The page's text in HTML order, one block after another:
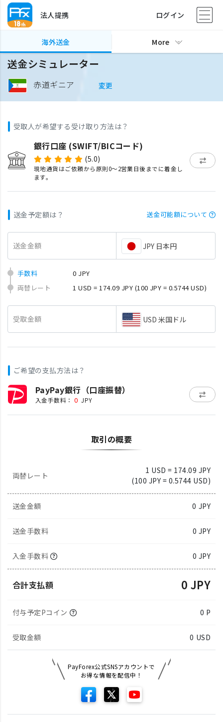
法人提携 ログイン
海外送金 More
送金シミュレーター
赤道ギニア 変更
受取人が希望する受け取り方法は？
銀行口座 (SWIFT/BICコード)
(5.0)
現地通貨はご依頼から原則0〜2営業日後までに着金し
ます。
送金予定額は？ 送金可能額について
送金金額 JPY 日本円
手数料
0 JPY
両替レート
1 USD = 174.09 JPY (100 JPY = 0.5744 USD)
受取金額 USD 米国ドル
ご希望の支払方法は？
PayPay銀行（口座振替）
入金手数料： 0 JPY
取引の概要
両替レート
1 USD = 174.09 JPY
(100 JPY = 0.5744 USD)
送金金額 0 JPY
送金手数料 0 JPY
入金手数料 0 JPY
合計支払額 0 JPY
付与予定Pコイン 0 P
受取金額 0 USD
PayForex公式SNSアカウントで
お得な情報を配信中！